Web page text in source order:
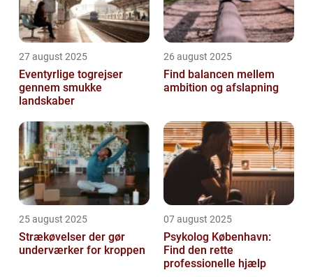
27 august 2025
Eventyrlige togrejser
gennem smukke
landskaber
26 august 2025
Find balancen mellem
ambition og afslapning
25 august 2025
Strækøvelser der gør
underværker for kroppen
07 august 2025
Psykolog København:
Find den rette
professionelle hjælp